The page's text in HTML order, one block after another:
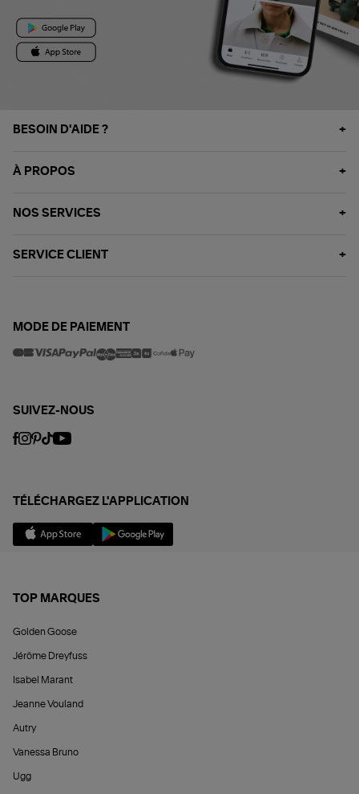
BESOIN D'AIDE ?
À PROPOS
NOS SERVICES
SERVICE CLIENT
MODE DE PAIEMENT
SUIVEZ-NOUS
TÉLÉCHARGEZ L'APPLICATION
TOP MARQUES
Golden Goose
Jérôme Dreyfuss
Isabel Marant
Jeanne Vouland
Autry
Vanessa Bruno
Ugg